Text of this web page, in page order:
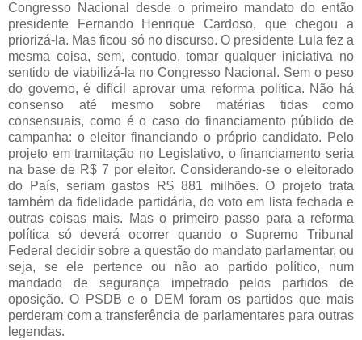
Congresso Nacional desde o primeiro mandato do então
presidente Fernando Henrique Cardoso, que chegou a
priorizá-la. Mas ficou só no discurso. O presidente Lula fez a
mesma coisa, sem, contudo, tomar qualquer iniciativa no
sentido de viabilizá-la no Congresso Nacional. Sem o peso
do governo, é difícil aprovar uma reforma política. Não há
consenso até mesmo sobre matérias tidas como
consensuais, como é o caso do financiamento públido de
campanha: o eleitor financiando o próprio candidato. Pelo
projeto em tramitação no Legislativo, o financiamento seria
na base de R$ 7 por eleitor. Considerando-se o eleitorado
do País, seriam gastos R$ 881 milhões. O projeto trata
também da fidelidade partidária, do voto em lista fechada e
outras coisas mais. Mas o primeiro passo para a reforma
política só deverá ocorrer quando o Supremo Tribunal
Federal decidir sobre a questão do mandato parlamentar, ou
seja, se ele pertence ou não ao partido político, num
mandado de segurança impetrado pelos partidos de
oposição. O PSDB e o DEM foram os partidos que mais
perderam com a transferência de parlamentares para outras
legendas.